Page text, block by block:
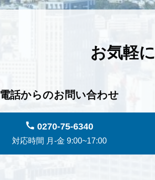
お気軽に
電話からのお問い合わせ
0270-75-6340
対応時間 月-金 9:00~17:00